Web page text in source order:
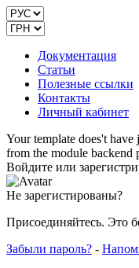
Документация
Статьи
Полезные ссылки
Контакты
Личный кабинет
Your template does't
from the module backend
Войдите или
Не зарегистированы?
Присоединяйтесь. Это
Забыли пароль? -